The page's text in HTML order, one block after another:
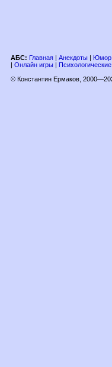
АБС: Главная | Анекдоты | Юмор
| Онлайн игры |
© Константин Ермаков,